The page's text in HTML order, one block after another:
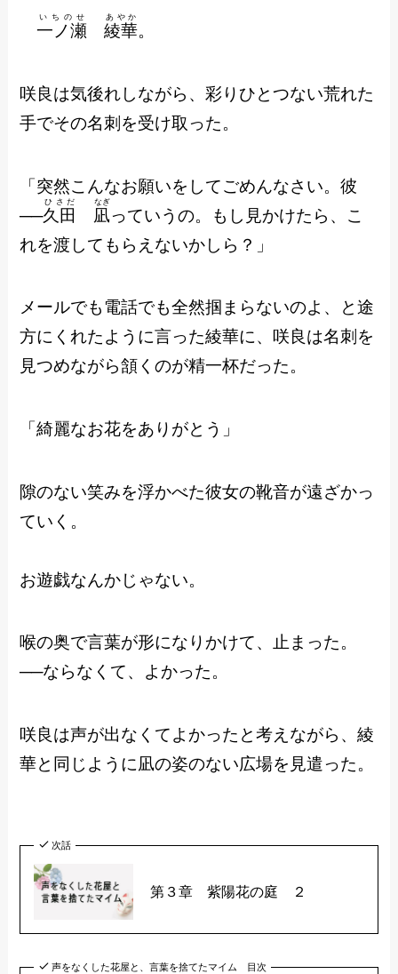
一ノ瀬
いちのせ
綾華
あやか
。
咲良は気後れしながら、彩りひとつない荒れた
手でその名刺を受け取った。
「突然こんなお願いをしてごめんなさい。彼
──久田
ひさだ
凪
なぎ
っていうの。もし見かけたら、こ
れを渡してもらえないかしら？」
メールでも電話でも全然掴まらないのよ、と途
方にくれたように言った綾華に、咲良は名刺を
見つめながら頷くのが精一杯だった。
「綺麗なお花をありがとう」
隙のない笑みを浮かべた彼女の靴音が遠ざかっ
ていく。
お遊戯なんかじゃない。
喉の奥で言葉が形になりかけて、止まった。
──ならなくて、よかった。
咲良は声が出なくてよかったと考えながら、綾
華と同じように凪の姿のない広場を見遣った。
次話
第３章 紫陽花の庭 ２
声をなくした花屋と、言葉を捨てたマイム 目次